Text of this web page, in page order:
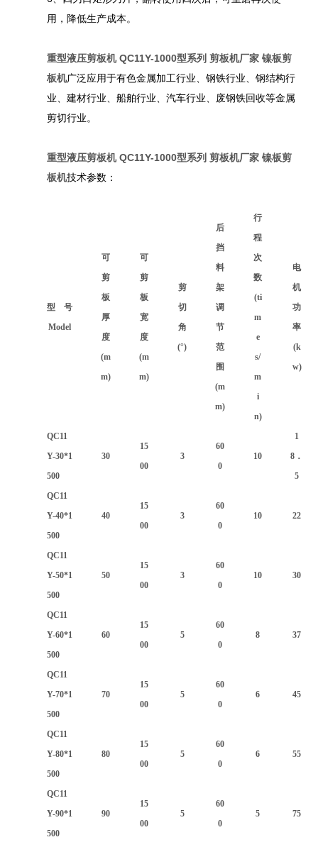
用，降低生产成本。
重型液压剪板机 QC11Y-1000型系列 剪板机厂家 镍板剪
板机广泛应用于有色金属加工行业、钢铁行业、钢结构行
业、建材行业、船舶行业、汽车行业、废钢铁回收等金属
剪切行业。
重型液压剪板机QC11Y-1000型系列 剪板机厂家 镍板剪
板机技术参数：
型 号
Model
可
剪
板
厚
度
(m
m)
可
剪
板
宽
度
(m
m)
剪
切
角
(°)
后
挡
料
架
调
节
范
围
(m
m)
行
程
次
数
(ti
m
e
s/
m
i
n)
电
机
功
率
(k
w)
QC11
Y-30*1
500
30
15
00
3
60
0
10
1
8．
5
QC11
Y-40*1
500
40
15
00
3
60
0
10 22
QC11
Y-50*1
500
50
15
00
3
60
0
10 30
QC11
Y-60*1
500
60
15
00
5
60
0
8 37
QC11
Y-70*1
500
70
15
00
5
60
0
6 45
QC11
Y-80*1
500
80
15
00
5
60
0
6 55
QC11
Y-90*1
500
90
15
00
5
60
0
5 75